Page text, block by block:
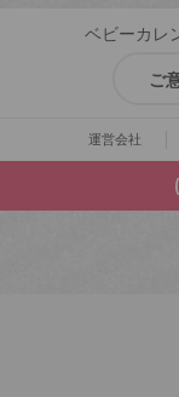
ベビーカレ
ご
運営会社